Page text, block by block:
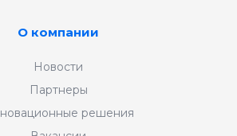
О компании
Новости
Партнеры
решения